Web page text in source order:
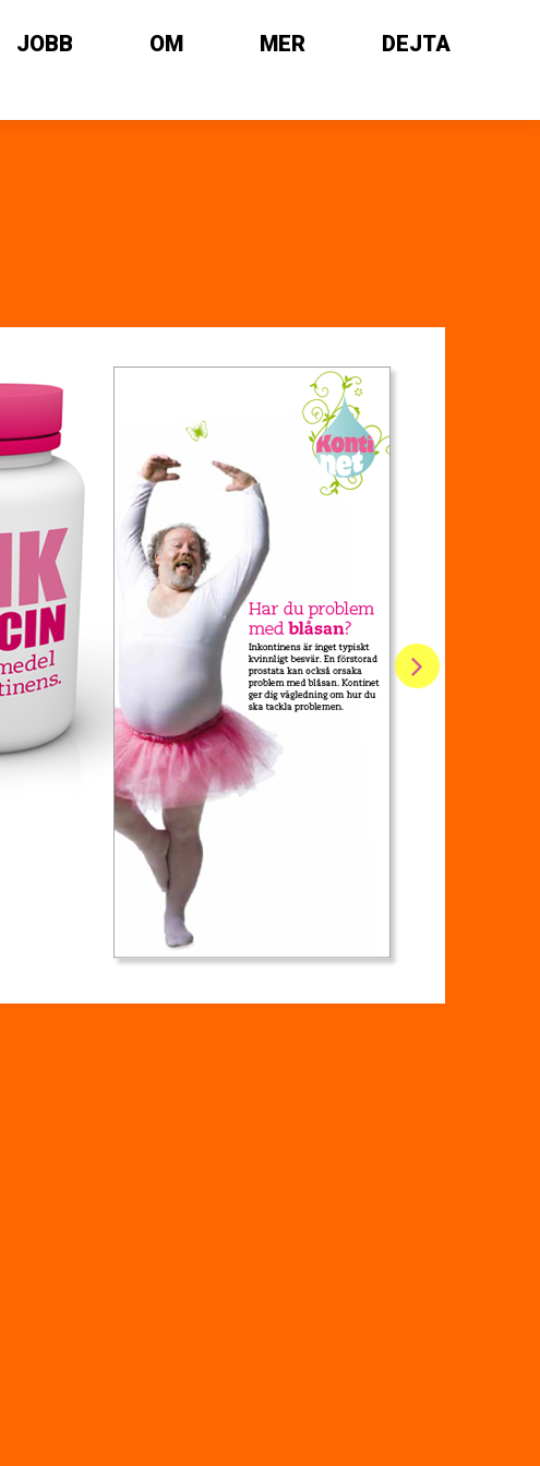
JOBB OM MER DEJTA